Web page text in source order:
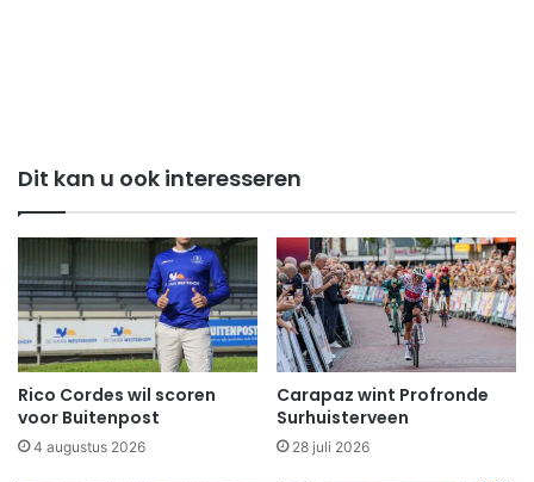
Dit kan u ook interesseren
Rico Cordes wil scoren
voor Buitenpost
4 augustus 2026
Carapaz wint Profronde
Surhuisterveen
28 juli 2026